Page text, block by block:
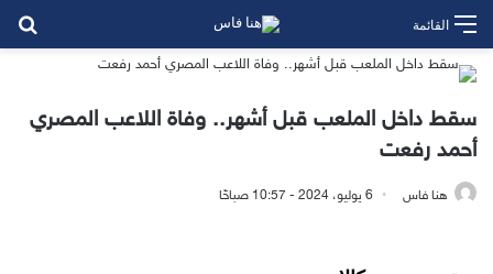
القائمة
سقط داخل الملعب قبل أشهر.. وفاة اللاعب المصري
أحمد رفعت
هنا فاس 6 يوليو، 2024 - 10:57 صباحًا